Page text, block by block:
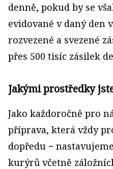
denně, pokud by se
evidované v daný den
rozvezené a svezené
přes 500 tisíc zásilek
Jakými prostředky
Jako každoročně pro
příprava, která vždy
dopředu −
kurýrů včetně